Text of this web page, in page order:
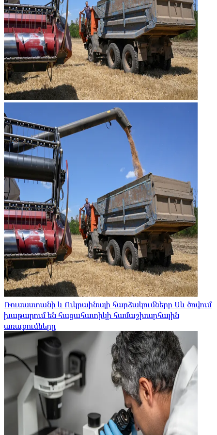
Ռուսաստանի և Ուկրաինայի հարձակումները Սև ծովում
խաթարում են հացահատիկի համաշխարհային
առաքումները